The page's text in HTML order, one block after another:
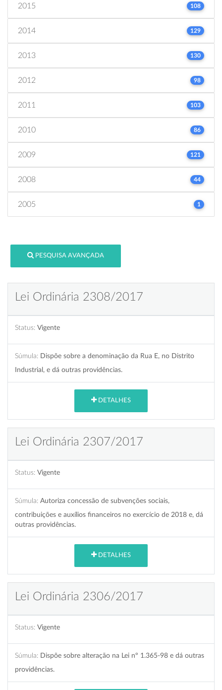
2015 108
2014 129
2013 130
2012 98
2011 103
2010 86
2009 121
2008 44
2005 1
PESQUISA AVANÇADA
Lei Ordinária 2308/2017
Status: Vigente
Súmula: Dispõe sobre a denominação da Rua E, no Distrito
Industrial, e dá outras providências.
DETALHES
Lei Ordinária 2307/2017
Status: Vigente
Súmula: Autoriza concessão de subvenções sociais,
contribuições e auxílios financeiros no exercício de 2018 e, dá
outras providências.
DETALHES
Lei Ordinária 2306/2017
Status: Vigente
Súmula: Dispõe sobre alteração na Lei nº 1.365-98 e dá outras
providências.